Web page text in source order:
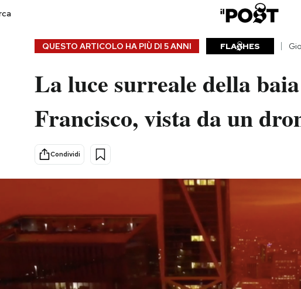
Storie/Idee
Ok Boomer!
Media
Altrecose
Mondiali calcio 2026
QUESTO ARTICOLO HA PIÙ DI 5 ANNI FLA HES
La luce surreale della
Francisco, vista da un
Condividi